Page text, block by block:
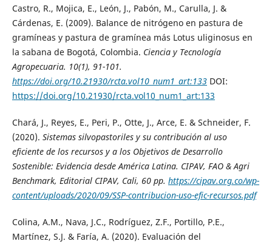
Castro, R., Mojica, E., León, J., Pabón, M., Carulla, J. &
Cárdenas, E. (2009). Balance de nitrógeno en pastura de
gramíneas y pastura de gramínea más Lotus uliginosus en
la sabana de Bogotá, Colombia. Ciencia y Tecnología
Agropecuaria. 10(1), 91-101.
https://doi.org/10.21930/rcta.vol10_num1_art:133DOI:
https://doi.org/10.21930/rcta.vol10_num1_art:133
Chará, J., Reyes, E., Peri, P., Otte, J., Arce, E. & Schneider, F.
(2020). Sistemas silvopastoriles y su contribución al uso
eficiente de los recursos y a los Objetivos de Desarrollo
Sostenible: Evidencia desde América Latina. CIPAV, FAO & Agri
Benchmark, Editorial CIPAV, Cali, 60 pp. https://cipav.org.co/wp-
content/uploads/2020/09/SSP-contribucion-uso-efic-recursos.pdf
Colina, A.M., Nava, J.C., Rodríguez, Z.F., Portillo, P.E.,
Martínez, S.J. & Faría, A. (2020). Evaluación del